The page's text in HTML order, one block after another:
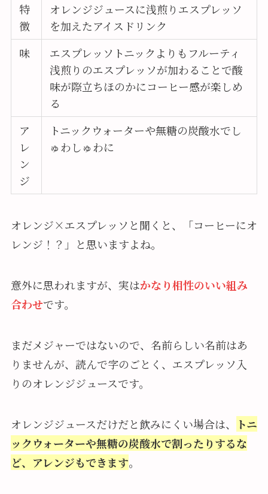
特
徴
オレンジジュースに浅煎りエスプレッソ
を加えたアイスドリンク
味
エスプレッソトニックよりもフルーティ
浅煎りのエスプレッソが加わることで酸
味が際立ちほのかにコーヒー感が楽しめ
る
ア
レ
ン
ジ
トニックウォーターや無糖の炭酸水でし
ゅわしゅわに
オレンジ×エスプレッソと聞くと、「コーヒーにオ
レンジ！？」と思いますよね。
意外に思われますが、実はかなり相性のいい組み
合わせです。
まだメジャーではないので、名前らしい名前はあ
りませんが、読んで字のごとく、エスプレッソ入
りのオレンジジュースです。
オレンジジュースだけだと飲みにくい場合は、
トニ
ックウォーターや無糖の炭酸水で割ったりするな
ど、アレンジもできます。